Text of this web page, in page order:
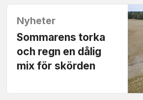
Nyheter
Sommarens torka
och regn en dålig
mix för skörden